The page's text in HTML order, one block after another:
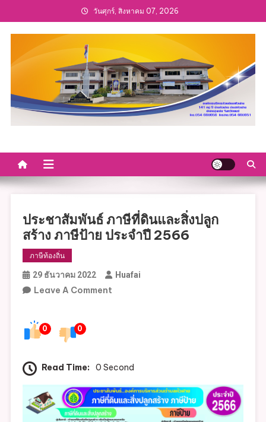
to
content
วันศุกร์, สิงหาคม 07, 2026
ประชาสัมพันธ์ ภาษีที่ดินและสิ่งปลูก
สร้าง ภาษีป้าย ประจำปี 2566
ภาษีท้องถิ่น
29 ธันวาคม 2022 Huafai
Leave A CommentOn
สร้าง
ภาษี
0 0
Read Time: 0 Second